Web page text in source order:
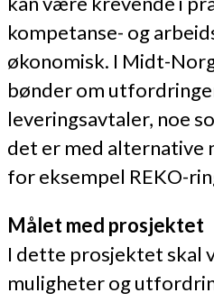
kompetanse- og
økonomisk. I Midt-
bønder om
leveringsavtaler, noe
det er med alternative
for eksempel REKO-
Målet med prosjektet
I dette prosjektet skal
muligheter og